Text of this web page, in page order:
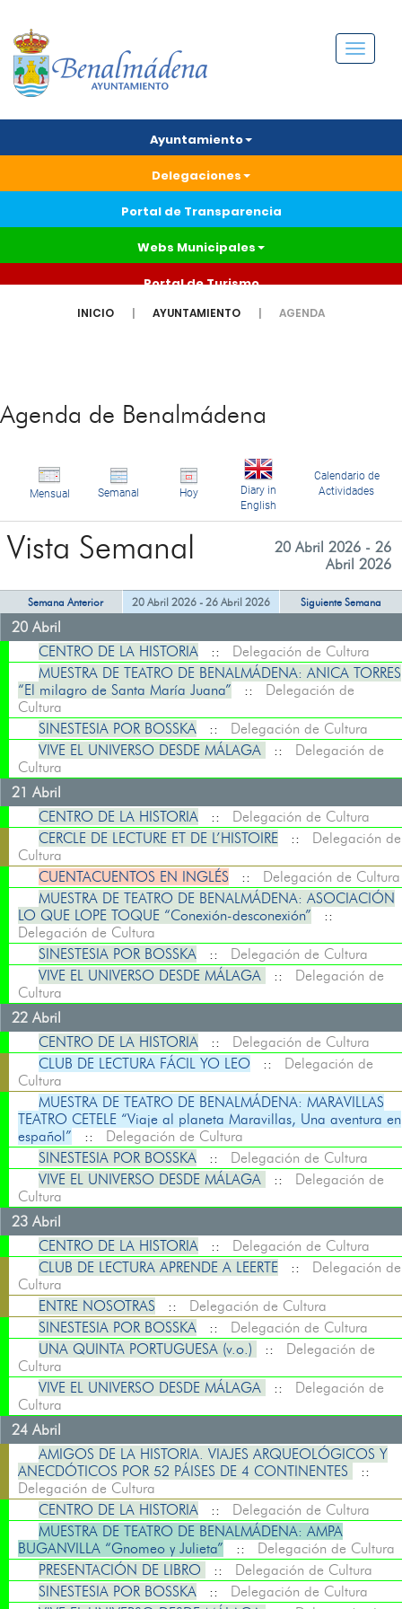
Menú
Ayuntamiento
Delegaciones
Portal de Transparencia
Webs Municipales
Portal de Turismo
INICIO AYUNTAMIENTO AGENDA
Agenda de Benalmádena
Mensual Semanal Hoy
Diary in
English
Calendario de
Actividades
Vista Semanal
20 Abril 2026 - 26
Abril 2026
Semana Anterior 20 Abril 2026 - 26 Abril 2026 Siguiente Semana
20 Abril
CENTRO DE LA HISTORIA :: Delegación de Cultura
MUESTRA DE TEATRO DE BENALMÁDENA: ANICA TORRES
“El milagro de Santa María Juana” :: Delegación de
Cultura
SINESTESIA POR BOSSKA :: Delegación de Cultura
VIVE EL UNIVERSO DESDE MÁLAGA
:: Delegación de
Cultura
21 Abril
CENTRO DE LA HISTORIA :: Delegación de Cultura
CERCLE DE LECTURE ET DE L’HISTOIRE :: Delegación de
Cultura
CUENTACUENTOS EN INGLÉS :: Delegación de Cultura
MUESTRA DE TEATRO DE BENALMÁDENA: ASOCIACIÓN
LO QUE LOPE TOQUE “Conexión-desconexión” ::
Delegación de Cultura
SINESTESIA POR BOSSKA :: Delegación de Cultura
VIVE EL UNIVERSO DESDE MÁLAGA
:: Delegación de
Cultura
22 Abril
CENTRO DE LA HISTORIA :: Delegación de Cultura
CLUB DE LECTURA FÁCIL YO LEO :: Delegación de
Cultura
MUESTRA DE TEATRO DE BENALMÁDENA: MARAVILLAS
TEATRO CETELE “Viaje al planeta Maravillas, Una aventura en
español” :: Delegación de Cultura
SINESTESIA POR BOSSKA :: Delegación de Cultura
VIVE EL UNIVERSO DESDE MÁLAGA
:: Delegación de
Cultura
23 Abril
CENTRO DE LA HISTORIA :: Delegación de Cultura
CLUB DE LECTURA APRENDE A LEERTE :: Delegación de
Cultura
ENTRE NOSOTRAS :: Delegación de Cultura
SINESTESIA POR BOSSKA :: Delegación de Cultura
UNA QUINTA PORTUGUESA (v.o.)
:: Delegación de
Cultura
VIVE EL UNIVERSO DESDE MÁLAGA
:: Delegación de
Cultura
24 Abril
AMIGOS DE LA HISTORIA. VIAJES ARQUEOLÓGICOS Y
ANECDÓTICOS POR 52 PÁISES DE 4 CONTINENTES
::
Delegación de Cultura
CENTRO DE LA HISTORIA :: Delegación de Cultura
MUESTRA DE TEATRO DE BENALMÁDENA: AMPA
BUGANVILLA “Gnomeo y Julieta” :: Delegación de Cultura
PRESENTACIÓN DE LIBRO
:: Delegación de Cultura
SINESTESIA POR BOSSKA :: Delegación de Cultura